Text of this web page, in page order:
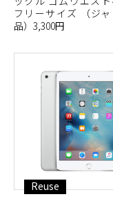
フリーサイズ （ジ
品）3,300円
Reuse